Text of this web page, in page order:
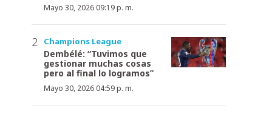
Mayo 30, 2026 09:19 p. m.
Champions League
Dembélé: “Tuvimos que
gestionar muchas cosas
pero al final lo logramos”
Mayo 30, 2026 04:59 p. m.